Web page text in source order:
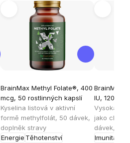
BrainMax Methyl Folate®, 400
mcg, 50 rostlinných kapslí
Kyselina listová v aktivní
formě methylfolát, 50 dávek,
doplněk stravy
Energie Těhotenství
BrainMax
IU, 120
Vysoká
jako
dávek,
Imunita